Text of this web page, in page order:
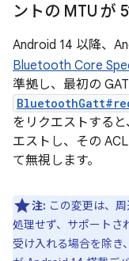
ントの MTU が
Android 14 以降、
Bluetooth Core
準拠し、最初の
をリクエストする
エストし、その
て無視します。
注: この変更は、
処理せず、サポートさ
受け入れる場合を除き